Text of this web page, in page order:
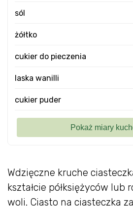
Wdzięczne kruche
kształcie półksiężyców lub
woli. Ciasto na ciasteczka
sól
żółtko
cukier do pieczenia
laska wanilli
cukier puder